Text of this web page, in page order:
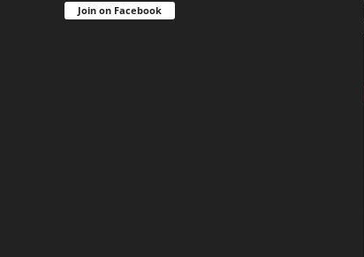
Join on Facebook